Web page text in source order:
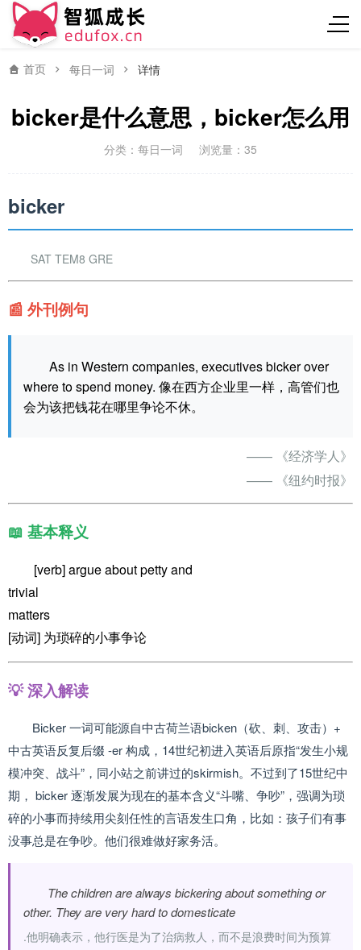
首页 每日一词 详情
bicker是什么意思，bicker怎么用
分类： 每日一词 浏览量：35
bicker
SAT TEM8 GRE
📰 外刊例句
As in Western companies, executives bicker over
where to spend money. 像在西方企业里一样，高管们也
会为该把钱花在哪里争论不休。
—— 《经济学人》
—— 《纽约时报》
📖 基本释义
[verb] argue about petty and
trivial
matters
[动词] 为琐碎的小事争论
💡 深入解读
Bicker 一词可能源自中古荷兰语bicken（砍、刺、攻击）+
中古英语反复后缀 -er 构成，14世纪初进入英语后原指“发生小规
模冲突、战斗”，同小站之前讲过的skirmish。不过到了15世纪中
期， bicker 逐渐发展为现在的基本含义“斗嘴、争吵”，强调为琐
碎的小事而持续用尖刻任性的言语发生口角，比如：孩子们有事
没事总是在争吵。他们很难做好家务活。
The children are always bickering about something or
other. They are very hard to domesticate
.他明确表示，他行医是为了治病救人，而不是浪费时间为预算